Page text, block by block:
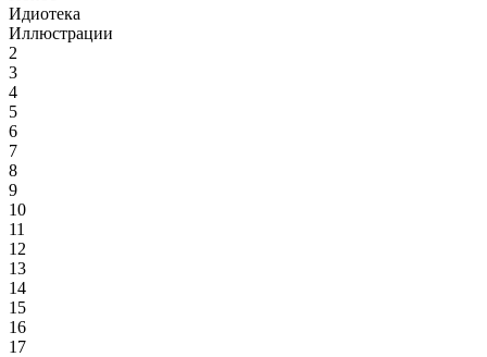
Идиотека
Иллюстрации
2
3
4
5
6
7
8
9
10
11
12
13
14
15
16
17